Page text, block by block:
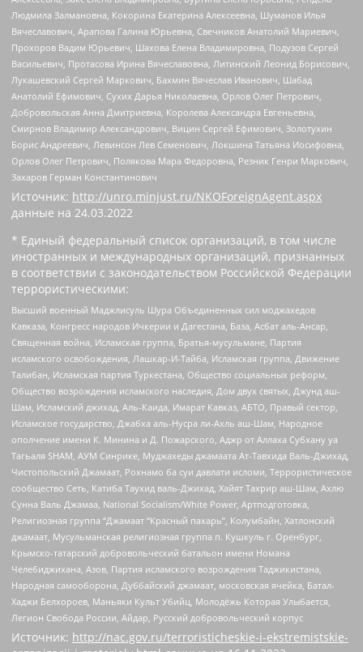
Людмила Залмановна, Кокорина Екатерина Алексеевна, Шуманов Илья
Вячеславович, Арапова Галина Юрьевна, Свечников Анатолий Мариевич,
Прохоров Вадим Юрьевич, Шахова Елена Владимировна, Подузов Сергей
Васильевич, Протасова Ирина Вячеславовна, Литинский Леонид Борисович,
Лукашевский Сергей Маркович, Бахмин Вячеслав Иванович, Шабад
Анатолий Ефимович, Сухих Дарья Николаевна, Орлов Олег Петрович,
Добровольская Анна Дмитриевна, Королева Александра Евгеньевна,
Смирнов Владимир Александрович, Вицин Сергей Ефимович, Золотухин
Борис Андреевич, Левинсон Лев Семенович, Локшина Татьяна Иосифовна,
Орлов Олег Петрович, Полякова Мара Федоровна, Резник Генри Маркович,
Захаров Герман Константинович
Источник: http://unro.minjust.ru/NKOForeignAgent.aspx
данные на 24.03.2022
* Единый федеральный список организаций, в том числе
иностранных и международных организаций, признанных
в соответствии с законодательством Российской Федерации
террористическими:
Высший военный Маджлисуль Шура Объединенных сил моджахедов
Кавказа, Конгресс народов Ичкерии и Дагестана, База, Асбат аль-Ансар,
Священная война, Исламская группа, Братья-мусульмане, Партия
исламского освобождения, Лашкар-И-Тайба, Исламская группа, Движение
Талибан, Исламская партия Туркестана, Общество социальных реформ,
Общество возрождения исламского наследия, Дом двух святых, Джунд аш-
Шам, Исламский джихад, Аль-Каида, Имарат Кавказ, АБТО, Правый сектор,
Исламское государство, Джабха аль-Нусра ли-Ахль аш-Шам, Народное
ополчение имени К. Минина и Д. Пожарского, Аджр от Аллаха Субхану уа
Тагьаля SHAM, АУМ Синрике, Муджахеды джамаата Ат-Тавхида Валь-Джихад,
Чистопольский Джамаат, Рохнамо ба суи давлати исломи, Террористическое
сообщество Сеть, Катиба Таухид валь-Джихад, Хайят Тахрир аш-Шам, Ахлю
Сунна Валь Джамаа, National Socialism/White Power, Артподготовка,
Религиозная группа “Джамаат “Красный пахарь”, Колумбайн, Хатлонский
джамаат, Мусульманская религиозная группа п. Кушкуль г. Оренбург,
Крымско-татарский добровольческий батальон имени Номана
Челебиджихана, Азов, Партия исламского возрождения Таджикистана,
Народная самооборона, Дуббайский джамаат, московская ячейка, Батал-
Хаджи Белхороев, Маньяки Культ Убийц, Молодёжь Которая Улыбается,
Легион Свобода России, Айдар, Русский добровольческий корпус
Источник: http://nac.gov.ru/terroristicheskie-i-ekstremistskie-